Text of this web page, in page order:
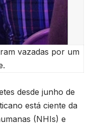
vazadas por um
desde junho de
está ciente da
(NHIs) e